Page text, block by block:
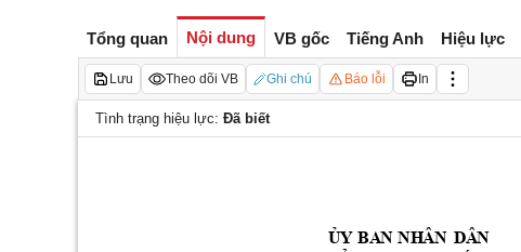
Tổng quan Nội dung VB gốc Tiếng Anh Hiệu lực
Lưu Theo dõi VB Ghi chú Báo lỗi In
Tình trạng hiệu lực: Đã biết
ỦY BAN NHÂN DÂN